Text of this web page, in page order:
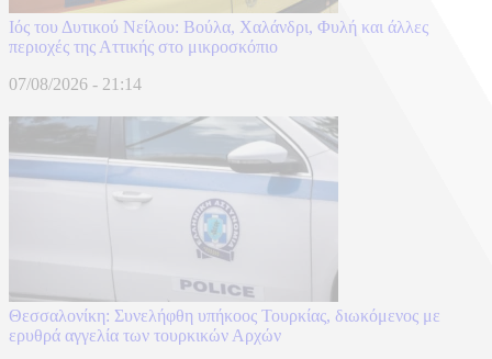
Ιός του Δυτικού Νείλου: Βούλα, Χαλάνδρι, Φυλή και άλλες
περιοχές της Αττικής στο μικροσκόπιο
07/08/2026 - 21:14
Θεσσαλονίκη: Συνελήφθη υπήκοος Τουρκίας, διωκόμενος με
ερυθρά αγγελία των τουρκικών Αρχών